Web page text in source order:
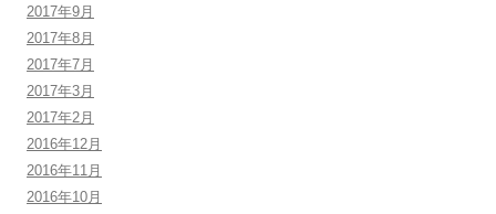
2017年9月
2017年8月
2017年7月
2017年3月
2017年2月
2016年12月
2016年11月
2016年10月